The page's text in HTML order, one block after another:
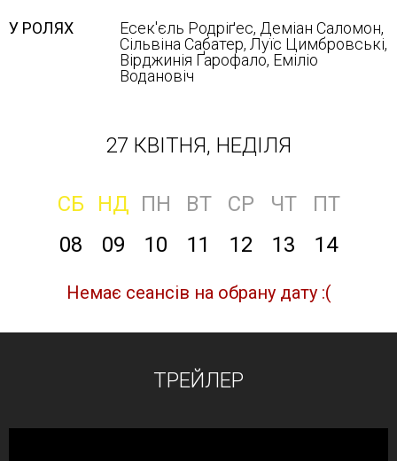
У РОЛЯХ
Есек'єль Родріґес, Деміан Саломон,
Сільвіна Сабатер, Луїс Цимбровські,
Вірджинія Ґарофало, Еміліо
Водановіч
27 КВІТНЯ, НЕДІЛЯ
СБ НД ПН ВТ СР ЧТ
ПТ
08
09 10 11 12 13 14
Немає сеансів на обрану дату :(
ТРЕЙЛЕР